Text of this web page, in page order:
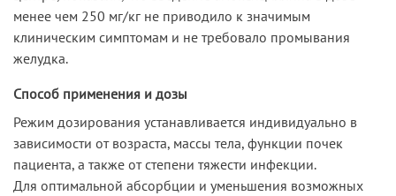
менее чем 250 мг/кг не приводило к значимым
клиническим симптомам и не требовало промывания
желудка.
Способ применения и дозы
Режим дозирования устанавливается индивидуально в
зависимости от возраста, массы тела, функции почек
пациента, а также от степени тяжести инфекции.
Для оптимальной абсорбции и уменьшения возможных